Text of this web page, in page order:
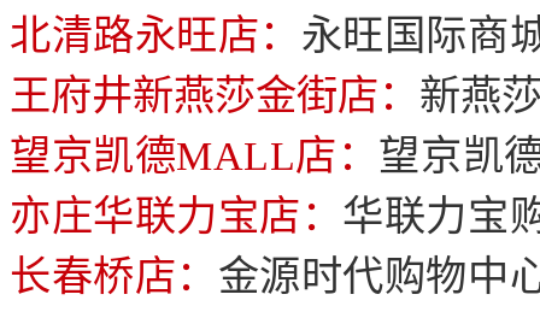
北清路永旺店： 永旺国际商
王府井新燕莎金街店： 新燕
望京凯德MALL店： 望京凯
亦庄华联力宝店： 华联力宝
长春桥店： 金源时代购物中